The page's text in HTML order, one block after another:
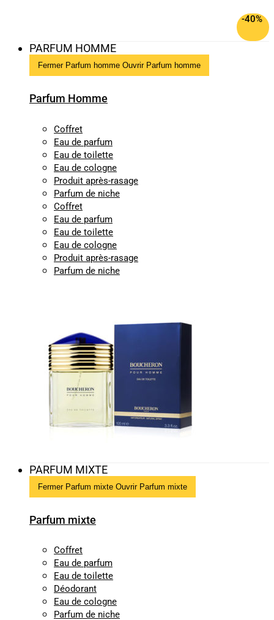
-40%
PARFUM HOMME
Fermer Parfum homme Ouvrir Parfum homme
Parfum Homme
Coffret
Eau de parfum
Eau de toilette
Eau de cologne
Produit après-rasage
Parfum de niche
Coffret
Eau de parfum
Eau de toilette
Eau de cologne
Produit après-rasage
Parfum de niche
PARFUM MIXTE
Fermer Parfum mixte Ouvrir Parfum mixte
Parfum mixte
Coffret
Eau de parfum
Eau de toilette
Déodorant
Eau de cologne
Parfum de niche